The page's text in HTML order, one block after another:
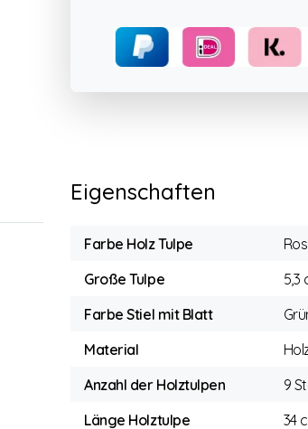
Eigenschaften
Farbe Holz Tulpe
Große Tulpe
5,3
Farbe Stiel mit Blatt
Material
Anzahl der Holztulpen
9
Länge Holztulpe
34